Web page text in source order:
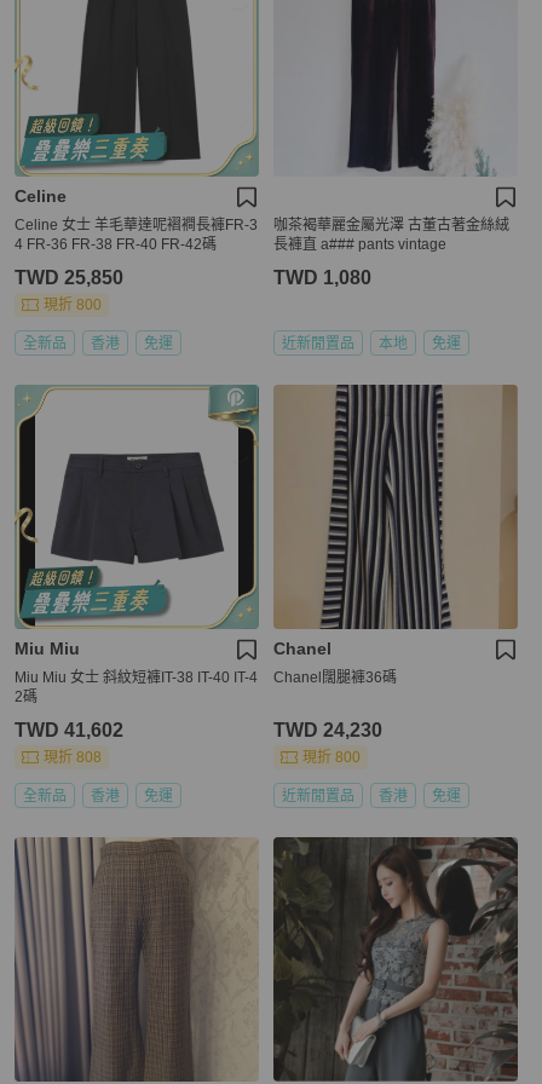
Celine
Celine 女士 羊毛華達呢褶襇長褲FR-3
4 FR-36 FR-38 FR-40 FR-42碼
TWD 25,850
現折 800
全新品 香港 免運
咖茶褐華麗金屬光澤 古董古著金絲絨
長褲直 a### pants vintage
TWD 1,080
近新閒置品 本地 免運
Miu Miu
Miu Miu 女士 斜紋短褲IT-38 IT-40 IT-4
2碼
TWD 41,602
現折 808
全新品 香港 免運
Chanel
Chanel闊腿褲36碼
TWD 24,230
現折 800
近新閒置品 香港 免運